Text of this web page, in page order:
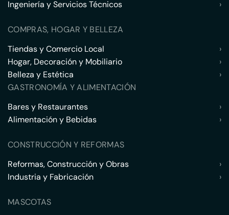
Ingeniería y Servicios Técnicos
›
COMPRAS, HOGAR Y BELLEZA
Tiendas y Comercio Local
›
Hogar, Decoración y Mobiliario
›
Belleza y Estética
›
GASTRONOMÍA Y ALIMENTACIÓN
Bares y Restaurantes
›
Alimentación y Bebidas
›
CONSTRUCCIÓN Y REFORMAS
Reformas, Construcción y Obras
›
Industria y Fabricación
›
MASCOTAS